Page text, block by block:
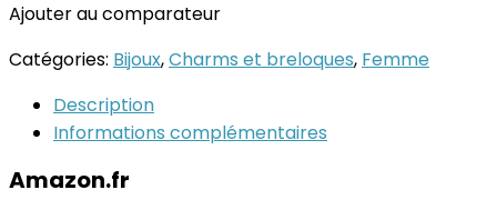
Ajouter au comparateur
Catégories: Bijoux,Charms et breloques, Femme
Description
Informations complémentaires
Amazon.fr